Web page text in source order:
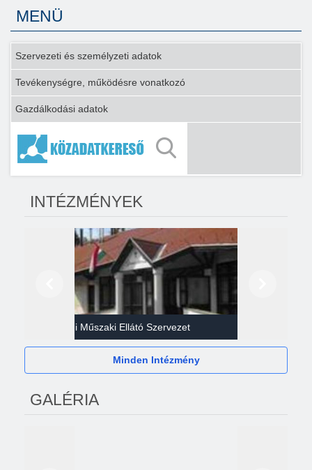
MENÜ
Szervezeti és személyzeti adatok
Tevékenységre, működésre vonatkozó
Gazdálkodási adatok
INTÉZMÉNYEK
Gazdasági Műszaki Ellátó Szervezet
Minden Intézmény
GALÉRIA